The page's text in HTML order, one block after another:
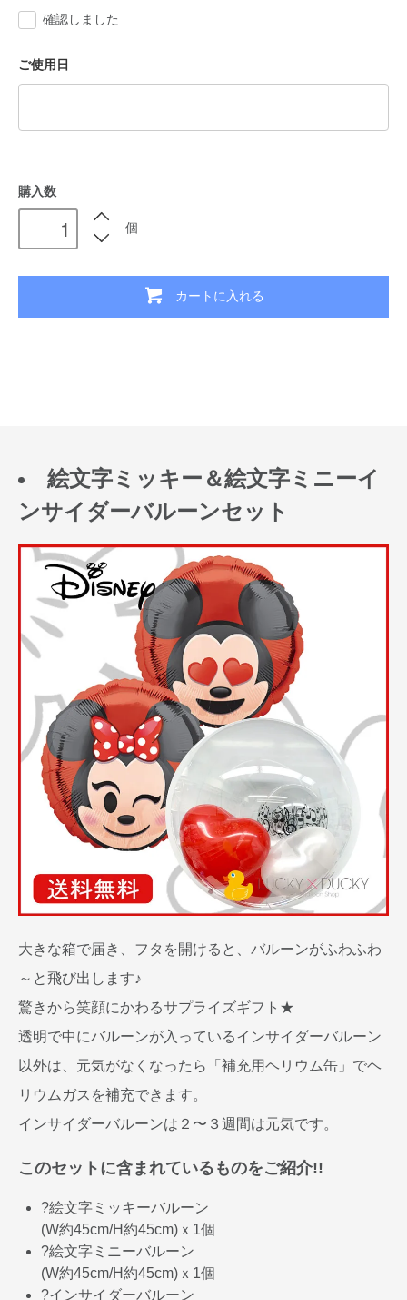
確認しました
ご使用日
購入数
個
カートに入れる
絵文字ミッキー＆絵文字ミニーイ
ンサイダーバルーンセット
大きな箱で届き、フタを開けると、バルーンがふわふわ
～と飛び出します♪
驚きから笑顔にかわるサプライズギフト★
透明で中にバルーンが入っているインサイダーバルーン
以外は、元気がなくなったら「補充用ヘリウム缶」でヘ
リウムガスを補充できます。
インサイダーバルーンは２〜３週間は元気です。
このセットに含まれているものをご紹介!!
?絵文字ミッキーバルーン
(W約45cm/H約45cm)ｘ1個
?絵文字ミニーバルーン
(W約45cm/H約45cm)ｘ1個
?インサイダーバルーン